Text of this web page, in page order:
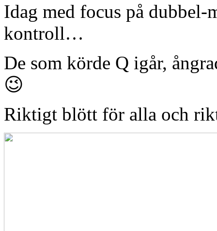
Idag med focus på dubbel-
kontroll…
De som körde Q igår,
😉
Riktigt blött för alla och